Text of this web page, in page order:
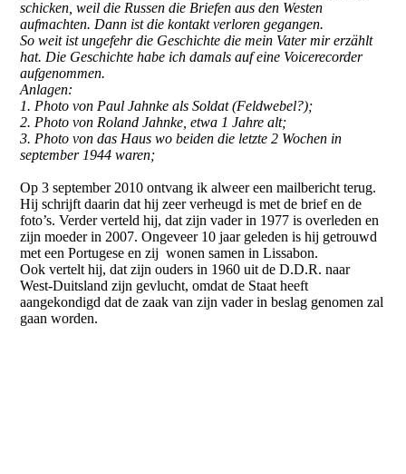
schicken, weil die Russen die Briefen aus den Westen
aufmachten. Dann ist die kontakt verloren gegangen.
So weit ist ungefehr die Geschichte die mein Vater mir erzählt
hat. Die Geschichte habe ich damals auf eine Voicerecorder
aufgenommen.
Anlagen:
1. Photo von Paul Jahnke als Soldat (Feldwebel?);
2. Photo von Roland Jahnke, etwa 1 Jahre alt;
3. Photo von das Haus wo beiden die letzte 2 Wochen in
september 1944 waren;
Op 3 september 2010 ontvang ik alweer een mailbericht terug.
Hij schrijft daarin dat hij zeer verheugd is met de brief en de
foto’s. Verder verteld hij, dat zijn vader in 1977 is overleden en
zijn moeder in 2007. Ongeveer 10 jaar geleden is hij getrouwd
met een Portugese en zij wonen samen in Lissabon.
Ook vertelt hij, dat zijn ouders in 1960 uit de D.D.R. naar
West-Duitsland zijn gevlucht, omdat de Staat heeft
aangekondigd dat de zaak van zijn vader in beslag genomen zal
gaan worden.